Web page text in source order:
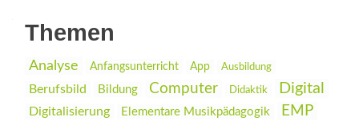
Themen
Analyse Anfangsunterricht App Ausbildung
Berufsbild Bildung Computer Didaktik Digital
Digitalisierung Elementare Musikpädagogik EMP